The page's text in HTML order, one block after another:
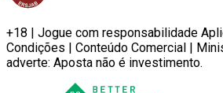
+18 | Jogue com responsabilidade
Condições | Conteúdo Comercial |
adverte: Aposta não é investimento.